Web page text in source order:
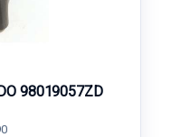
98019057ZD